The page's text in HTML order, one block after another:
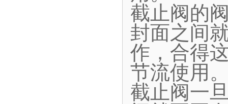
截止阀的
封面之间
作，合得
节流使用
截止阀一